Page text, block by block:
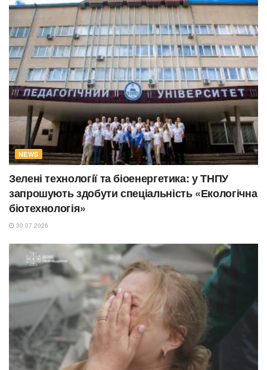
NEWS
Зелені технології та біоенергетика: у ТНПУ
запрошують здобути спеціальність «Екологічна
біотехнологія»
30.07.2026